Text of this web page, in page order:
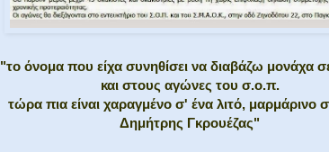
"το όνομα που είχα συνηθίσει να διαβάζω μονάχα
και στους αγώνες του σ.ο.π.
τώρα πια είναι χαραγμένο σ' ένα λιτό, μαρμάρινο
Δημήτρης Γκρουέζας"